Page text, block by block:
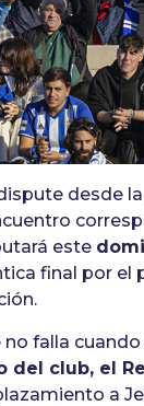
desde la
este
final por el
falla
del club, el
a